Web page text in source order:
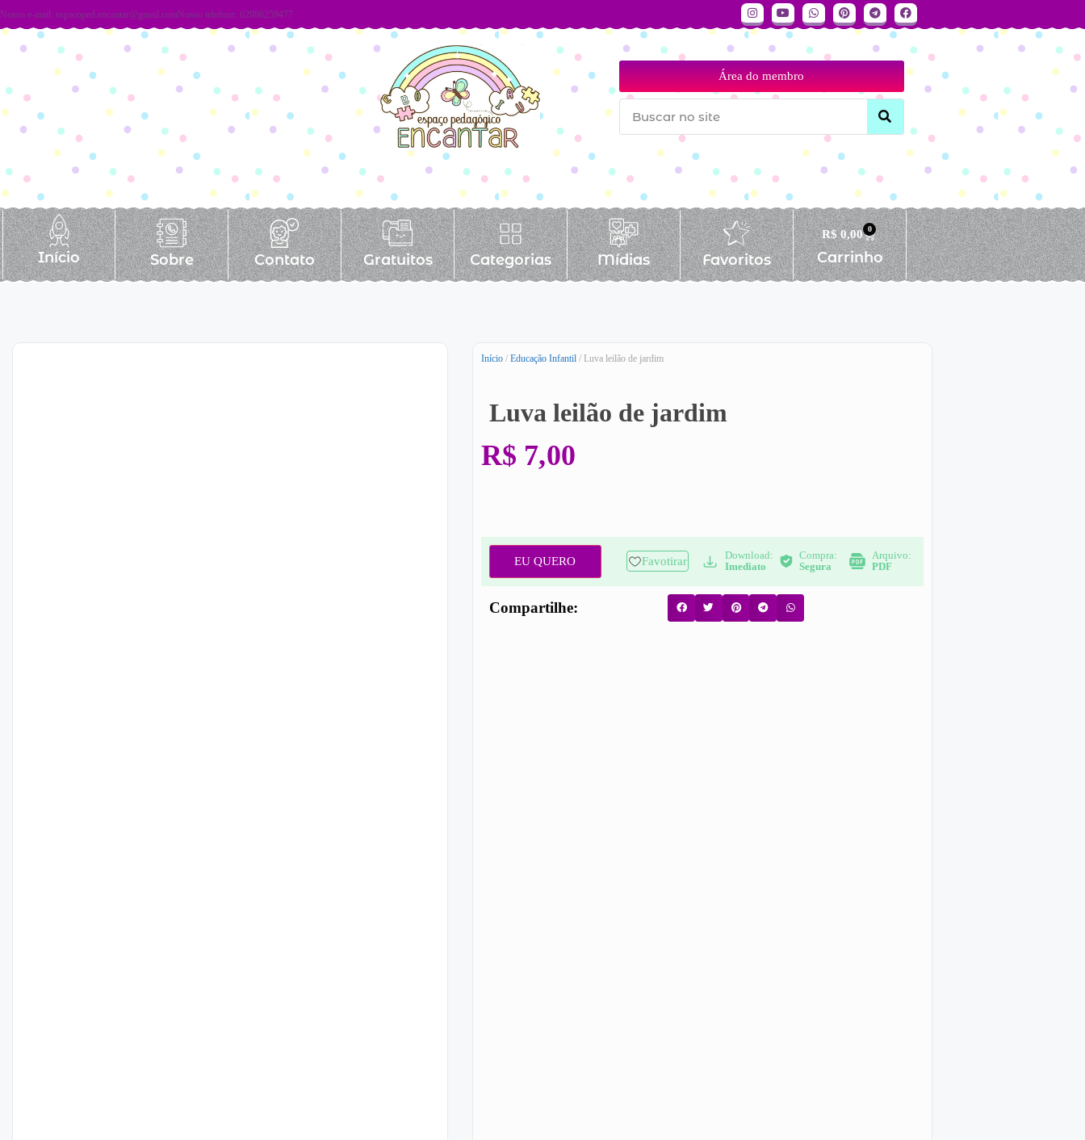
Nosso e-mail: espacoped.encantar@gmail.comNosso telefone: 62986259477
Área do membro
Início Sobre Contato Gratuitos Categorias Mídias Favoritos
R$0,00 0
Carrinho
Início / Educação Infantil / Luva leilão de jardim
Luva leilão de jardim
R$ 7,00
EU QUERO Favotirar
Download:
Imediato
Compra:
Segura
Arquivo:
PDF
Compartilhe: